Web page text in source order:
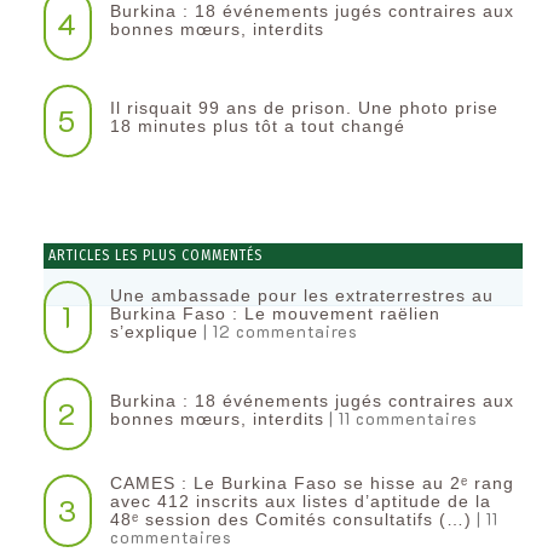
4
Burkina : 18 événements jugés contraires aux
bonnes mœurs, interdits
5
Il risquait 99 ans de prison. Une photo prise
18 minutes plus tôt a tout changé
ARTICLES LES PLUS COMMENTÉS
1
Une ambassade pour les extraterrestres au
Burkina Faso : Le mouvement raëlien
s’explique | 12 commentaires
2
Burkina : 18 événements jugés contraires aux
bonnes mœurs, interdits | 11 commentaires
3
CAMES : Le Burkina Faso se hisse au 2ᵉ rang
avec 412 inscrits aux listes d’aptitude de la
48ᵉ session des Comités consultatifs (…) | 11
commentaires